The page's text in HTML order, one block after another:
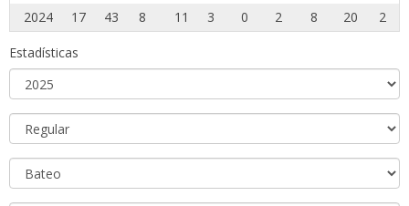
2024
17 43 8 11 3 0 2 8 20 2
Estadísticas